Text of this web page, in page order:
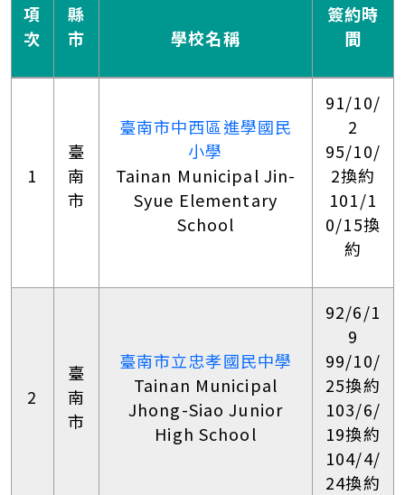
項
次
縣
市
學校名稱
簽約時
間
1
臺
南
市
臺南市中西區進學國民
小學
Tainan Municipal Jin-
Syue Elementary
School
91/10/
2
95/10/
2換約
101/1
0/15換
約
2
臺
南
市
臺南市立忠孝國民中學
Tainan Municipal
Jhong-Siao Junior
High School
92/6/1
9
99/10/
25換約
103/6/
19換約
104/4/
24換約